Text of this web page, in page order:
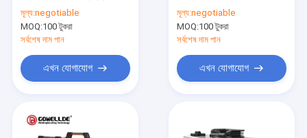
এমআইজি
মূল্য:negotiable
MOQ:100 টুকরা
সর্বশেষ দাম পান
এখন যোগাযোগ
মূল্য:negotiable
MOQ:100 টুকরা
সর্বশেষ দাম পান
এখন যোগাযোগ